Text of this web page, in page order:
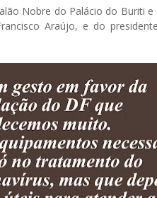
Nobre do Palácio do Buriti
Araújo, e do